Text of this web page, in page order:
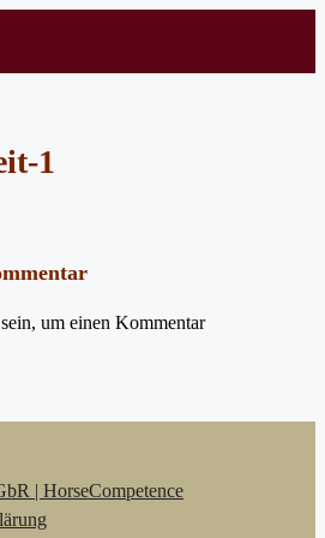
1
sein, um einen Kommentar
| HorseCompetence